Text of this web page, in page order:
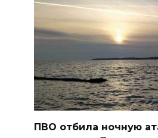
ПВО отбила ночную